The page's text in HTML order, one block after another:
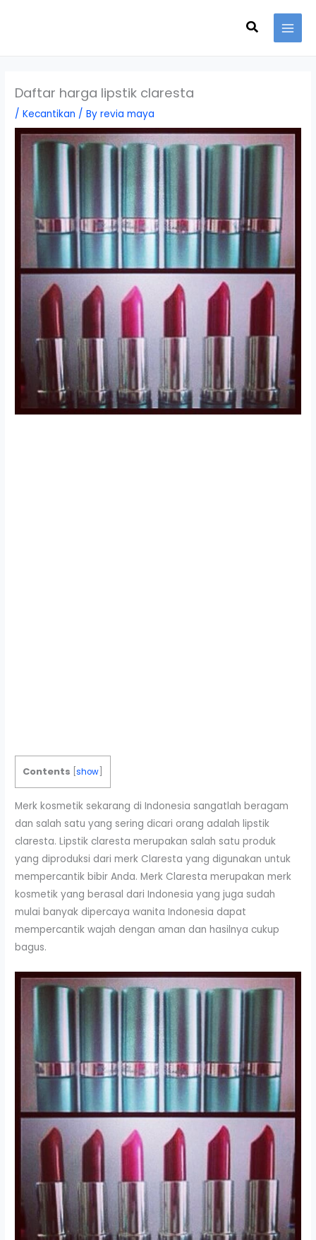
Search
Daftar harga lipstik claresta
/Kecantikan / Byrevia maya
Contents [show
Merk kosmetik sekarang di Indonesia sangatlah beragam
dan salah satu yang sering dicari orang adalah lipstik
claresta. Lipstik claresta merupakan salah satu produk
yang diproduksi dari merk Claresta yang digunakan untuk
mempercantik bibir Anda. Merk Claresta merupakan merk
kosmetik yang berasal dari Indonesia yang juga sudah
mulai banyak dipercaya wanita Indonesia dapat
mempercantik wajah dengan aman dan hasilnya cukup
bagus.